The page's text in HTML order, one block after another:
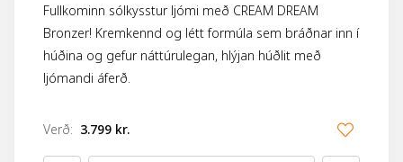
Fullkominn sólkysstur ljómi með CREAM DREAM
Bronzer! Kremkennd og létt formúla sem bráðnar inn í
húðina og gefur náttúrulegan, hlýjan húðlit með
ljómandi áferð.
Verð: 3.799 kr.